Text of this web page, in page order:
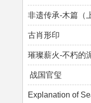
非遗传承-木篇（
古肖形印
璀璨薪火-不朽的
战国官玺
Explanation of